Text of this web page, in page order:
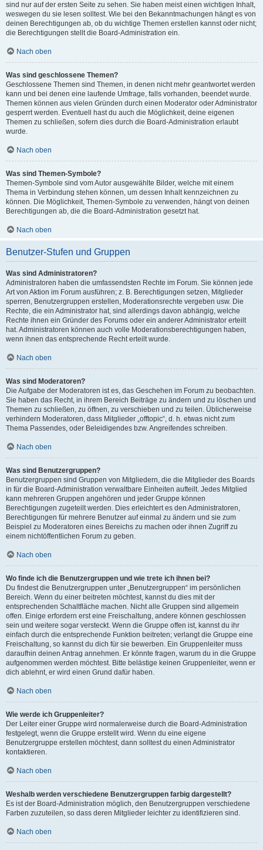
sind nur auf der ersten Seite zu sehen. Sie haben meist einen wichtigen Inhalt,
weswegen du sie lesen solltest. Wie bei den Bekanntmachungen hängt es von
deinen Berechtigungen ab, ob du wichtige Themen erstellen kannst oder nicht;
die Berechtigungen stellt die Board-Administration ein.
Nach oben
Was sind geschlossene Themen?
Geschlossene Themen sind Themen, in denen nicht mehr geantwortet werden
kann und bei denen eine laufende Umfrage, falls vorhanden, beendet wurde.
Themen können aus vielen Gründen durch einen Moderator oder Administrator
gesperrt werden. Eventuell hast du auch die Möglichkeit, deine eigenen
Themen zu schließen, sofern dies durch die Board-Administration erlaubt
wurde.
Nach oben
Was sind Themen-Symbole?
Themen-Symbole sind vom Autor ausgewählte Bilder, welche mit einem
Thema in Verbindung stehen können, um dessen Inhalt kennzeichnen zu
können. Die Möglichkeit, Themen-Symbole zu verwenden, hängt von deinen
Berechtigungen ab, die die Board-Administration gesetzt hat.
Nach oben
Benutzer-Stufen und Gruppen
Was sind Administratoren?
Administratoren haben die umfassendsten Rechte im Forum. Sie können jede
Art von Aktion im Forum ausführen; z. B. Berechtigungen setzen, Mitglieder
sperren, Benutzergruppen erstellen, Moderationsrechte vergeben usw. Die
Rechte, die ein Administrator hat, sind allerdings davon abhängig, welche
Rechte ihnen ein Gründer des Forums oder ein anderer Administrator erteilt
hat. Administratoren können auch volle Moderationsberechtigungen haben,
wenn ihnen das entsprechende Recht erteilt wurde.
Nach oben
Was sind Moderatoren?
Die Aufgabe der Moderatoren ist es, das Geschehen im Forum zu beobachten.
Sie haben das Recht, in ihrem Bereich Beiträge zu ändern und zu löschen und
Themen zu schließen, zu öffnen, zu verschieben und zu teilen. Üblicherweise
verhindern Moderatoren, dass Mitglieder „offtopic“, d. h. etwas nicht zum
Thema Passendes, oder Beleidigendes bzw. Angreifendes schreiben.
Nach oben
Was sind Benutzergruppen?
Benutzergruppen sind Gruppen von Mitgliedern, die die Mitglieder des Boards
in für die Board-Administration verwaltbare Einheiten aufteilt. Jedes Mitglied
kann mehreren Gruppen angehören und jeder Gruppe können
Berechtigungen zugeteilt werden. Dies erleichtert es den Administratoren,
Berechtigungen für mehrere Benutzer auf einmal zu ändern und sie zum
Beispiel zu Moderatoren eines Bereichs zu machen oder ihnen Zugriff zu
einem nichtöffentlichen Forum zu geben.
Nach oben
Wo finde ich die Benutzergruppen und wie trete ich ihnen bei?
Du findest die Benutzergruppen unter „Benutzergruppen“ im persönlichen
Bereich. Wenn du einer beitreten möchtest, kannst du dies mit der
entsprechenden Schaltfläche machen. Nicht alle Gruppen sind allgemein
offen. Einige erfordern erst eine Freischaltung, andere können geschlossen
sein und weitere sogar versteckt. Wenn die Gruppe offen ist, kannst du ihr
einfach durch die entsprechende Funktion beitreten; verlangt die Gruppe eine
Freischaltung, so kannst du dich für sie bewerben. Ein Gruppenleiter muss
daraufhin deinen Antrag annehmen. Er könnte fragen, warum du in die Gruppe
aufgenommen werden möchtest. Bitte belästige keinen Gruppenleiter, wenn er
dich ablehnt, er wird einen Grund dafür haben.
Nach oben
Wie werde ich Gruppenleiter?
Der Leiter einer Gruppe wird normalerweise durch die Board-Administration
festgelegt, wenn die Gruppe erstellt wird. Wenn du eine eigene
Benutzergruppe erstellen möchtest, dann solltest du einen Administrator
kontaktieren.
Nach oben
Weshalb werden verschiedene Benutzergruppen farbig dargestellt?
Es ist der Board-Administration möglich, den Benutzergruppen verschiedene
Farben zuzuteilen, so dass deren Mitglieder leichter zu identifizieren sind.
Nach oben